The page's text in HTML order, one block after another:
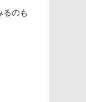
るのも